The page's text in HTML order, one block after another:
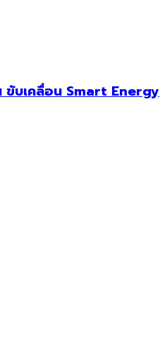
ขับเคลื่อน Smart Energy